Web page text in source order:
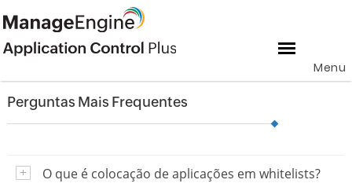
Menu
Perguntas Mais Frequentes
O que é colocação de aplicações em whitelists?